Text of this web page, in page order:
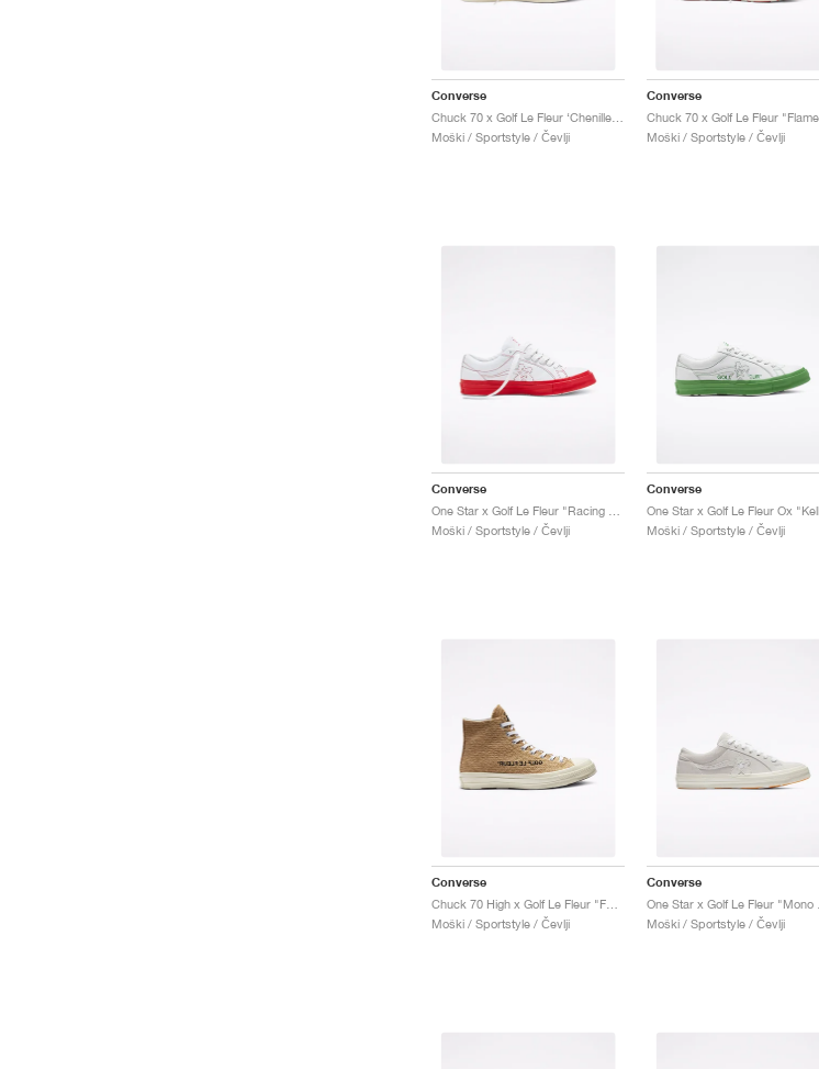
Converse
Moški / Sportstyle / Čevlji
Converse
Chuck 70 x Golf Le Fleur
Moški / Sportstyle / Čevlji
Converse
Moški / Sportstyle / Čevlji
Converse
Moški / Sportstyle / Čevlji
Converse
Moški / Sportstyle / Čevlji
Converse
Moški / Sportstyle / Čevlji